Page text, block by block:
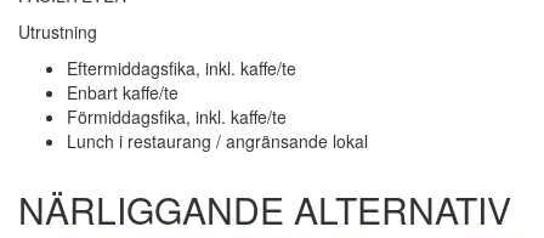
Utrustning
Eftermiddagsfika, inkl. kaffe/te
Enbart kaffe/te
Förmiddagsfika, inkl. kaffe/te
Lunch i restaurang / angränsande lokal
NÄRLIGGANDE ALTERNATIV